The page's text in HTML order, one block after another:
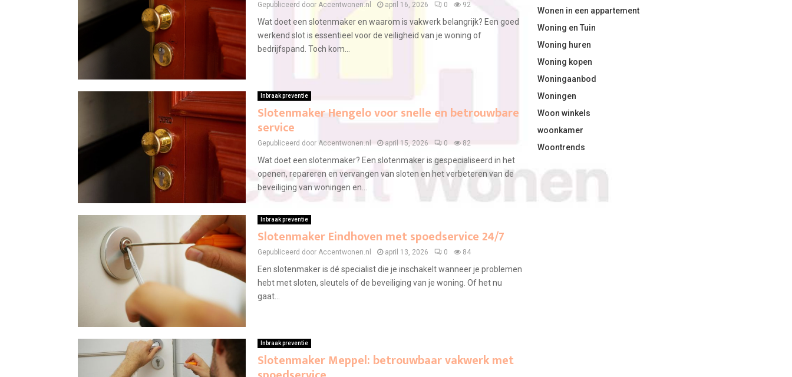
Gepubliceerd door Accentwonen.nl april 16, 2026 0 92
Wat doet een slotenmaker en waarom is vakwerk belangrijk? Een goed
werkend slot is essentieel voor de veiligheid van je woning of
bedrijfspand. Toch kom...
Inbraak preventie
Slotenmaker Hengelo voor snelle en betrouwbare
service
Gepubliceerd door Accentwonen.nl april 15, 2026 0 82
Wat doet een slotenmaker? Een slotenmaker is gespecialiseerd in het
openen, repareren en vervangen van sloten en het verbeteren van de
beveiliging van woningen en...
Inbraak preventie
Slotenmaker Eindhoven met spoedservice 24/7
Gepubliceerd door Accentwonen.nl april 13, 2026 0 84
Een slotenmaker is dé specialist die je inschakelt wanneer je problemen
hebt met sloten, sleutels of de beveiliging van je woning. Of het nu
gaat...
Inbraak preventie
Slotenmaker Meppel: betrouwbaar vakwerk met
Wonen in een appartement
Woning en Tuin
Woning huren
Woning kopen
Woningaanbod
Woningen
Woon winkels
woonkamer
Woontrends